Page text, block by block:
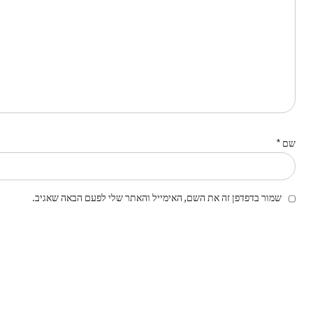
שם *
שמור בדפדפן זה את השם, האימייל והאתר שלי לפעם הבאה שאגיב.